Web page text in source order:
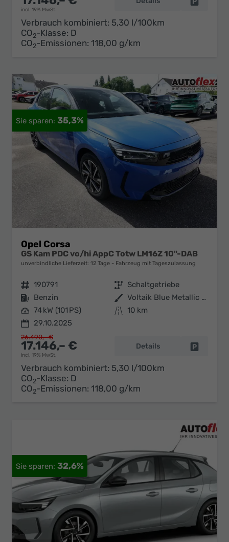
incl. 19% MwSt.
Verbrauch kombiniert: 5,30 l/100km
CO2-Klasse: D
CO2-Emissionen: 118,00 g/km
35,3%
Opel Corsa
GS Kam PDC vo/hi AppC Totw LM16Z 10"-DAB
unverbindliche Lieferzeit: 12 Tage Fahrzeug mit Tageszulassung
Fahrzeugnr. 190791 Getriebe Schaltgetriebe
Kraftstoff Benzin Außenfarbe
Voltaik Blue Metallic / Dach: sc
Leistung 74 kW (101 PS) Kilometerstand 10 km
29.10.2025
17.146,– €
incl. 19% MwSt.
26.490,– €
Details
Verbrauch kombiniert: 5,30 l/100km
CO2-Klasse: D
CO2-Emissionen: 118,00 g/km
32,6%